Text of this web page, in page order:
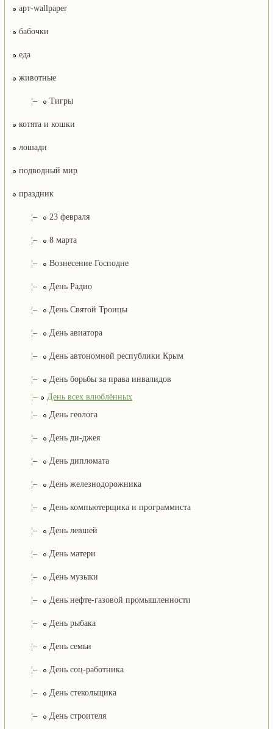
арт-wallpaper
бабочки
еда
животные
¦– Тигры
котята и кошки
лошади
подводный мир
праздник
¦– 23 февраля
¦– 8 марта
¦– Вознесение Господне
¦– День Радио
¦– День Святой Троицы
¦– День авиатора
¦– День автономной республики Крым
¦–
День борьбы за права инвалидов
¦–
День всех влюблённых
¦–
День геолога
¦– День ди-джея
¦– День дипломата
¦– День железнодорожника
¦– День компьютерщика и программиста
¦– День левшей
¦– День матери
¦– День музыки
¦– День нефте-газовой промышленности
¦– День рыбака
¦– День семьи
¦– День соц-работника
¦– День стекольщика
¦– День строителя